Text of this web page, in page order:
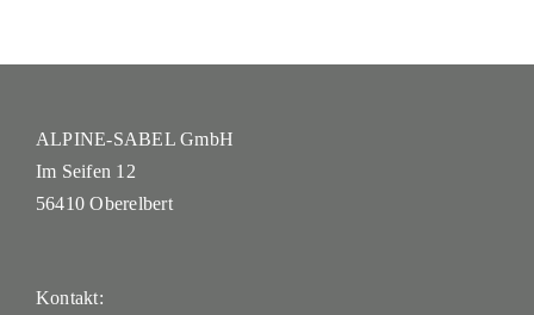
ALPINE-SABEL GmbH
Im Seifen 12
56410 Oberelbert
Kontakt: